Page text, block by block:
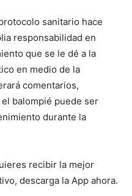
sanitario hace
responsabilidad en
que se le dé a la
en medio de la
comentarios,
balompié puede ser
durante la
recibir la mejor
descarga la App ahora.